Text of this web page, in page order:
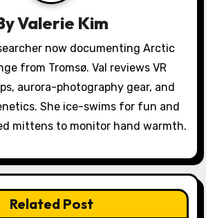
Valerie Kim
now documenting Arctic
from Tromsø. Val reviews VR
aurora-photography gear, and
She ice-swims for fun and
mittens to monitor hand warmth.
Related Post